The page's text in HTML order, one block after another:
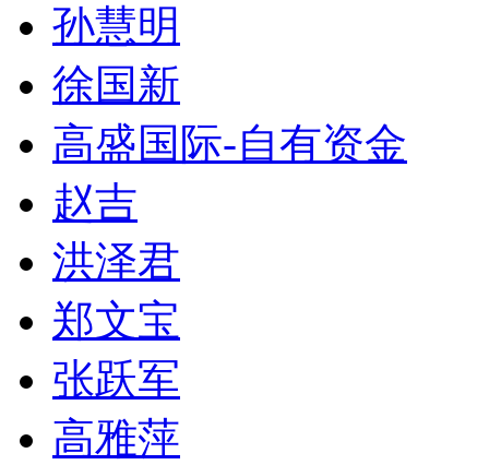
孙慧明
徐国新
高盛国际-自有资金
赵吉
洪泽君
郑文宝
张跃军
高雅萍